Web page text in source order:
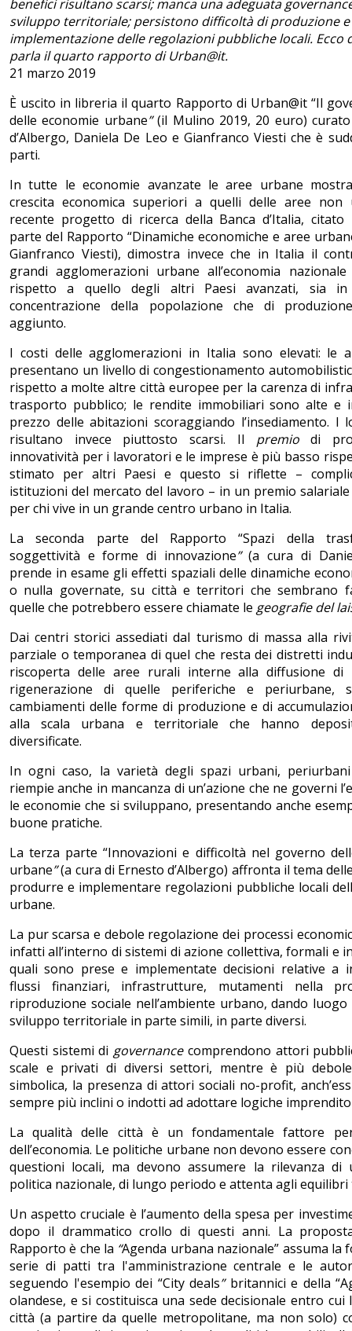
benefici risultano scarsi; manca una adeguata
sviluppo territoriale; persistono difficoltà di produzione e
implementazione delle regolazioni pubbliche locali. Ecco
parla il quarto rapporto di Urban@it.
21 marzo 2019
È uscito in libreria il quarto Rapporto di Urban@it “Il
delle economie urbane”(il Mulino 2019, 20 euro)
d’Albergo, Daniela De Leo e Gianfranco Viesti che è
parti.
In tutte le economie avanzate le aree urbane
crescita economica superiori a quelli delle aree non
recente progetto di ricerca della Banca d’Italia, citato
parte del Rapporto “Dinamiche economiche e aree
Gianfranco Viesti), dimostra invece che in Italia il
grandi agglomerazioni urbane all’economia
rispetto a quello degli altri Paesi avanzati, sia
concentrazione della popolazione che di
aggiunto.
I costi delle agglomerazioni in Italia sono elevati: le
presentano un livello di congestionamento
rispetto a molte altre città europee per la carenza di
trasporto pubblico; le rendite immobiliari sono alte e
prezzo delle abitazioni scoraggiando l’insediamento. I
risultano invece piuttosto scarsi. Il premiodi
innovatività per i lavoratori e le imprese è più basso
stimato per altri Paesi e questo si riflette –
istituzioni del mercato del lavoro – in un premio
per chi vive in un grande centro urbano in Italia.
La seconda parte del Rapporto “Spazi della
soggettività e forme di innovazione”(a cura di
prende in esame gli effetti spaziali delle dinamiche
o nulla governate, su città e territori che sembrano
quelle che potrebbero essere chiamate le geografie del
Dai centri storici assediati dal turismo di massa alla
parziale o temporanea di quel che resta dei distretti
riscoperta delle aree rurali interne alla diffusione di
rigenerazione di quelle periferiche e
cambiamenti delle forme di produzione e di
alla scala urbana e territoriale che hanno
diversificate.
In ogni caso, la varietà degli spazi urbani,
riempie anche in mancanza di un’azione che ne governi
le economie che si sviluppano, presentando anche
buone pratiche.
La terza parte “Innovazioni e difficoltà nel governo
urbane”(a cura di Ernesto d’Albergo) affronta il tema
produrre e implementare regolazioni pubbliche locali
urbane.
La pur scarsa e debole regolazione dei processi
infatti all’interno di sistemi di azione collettiva, formali e
quali sono prese e implementate decisioni relative a
flussi finanziari, infrastrutture, mutamenti nella
riproduzione sociale nell’ambiente urbano, dando
sviluppo territoriale in parte simili, in parte diversi.
Questi sistemi di governancecomprendono attori
scale e privati di diversi settori, mentre è più
simbolica, la presenza di attori sociali no-profit,
sempre più inclini o indotti ad adottare logiche
La qualità delle città è un fondamentale fattore
dell’economia. Le politiche urbane non devono essere
questioni locali, ma devono assumere la rilevanza di
politica nazionale, di lungo periodo e attenta agli
Un aspetto cruciale è l’aumento della spesa per
dopo il drammatico crollo di questi anni. La
Rapporto è che la “Agenda urbana nazionale” assuma la
serie di patti tra l'amministrazione centrale e le
seguendo l'esempio dei “City deals”britannici e della
olandese, e si costituisca una sede decisionale entro
città (a partire da quelle metropolitane, ma non solo)